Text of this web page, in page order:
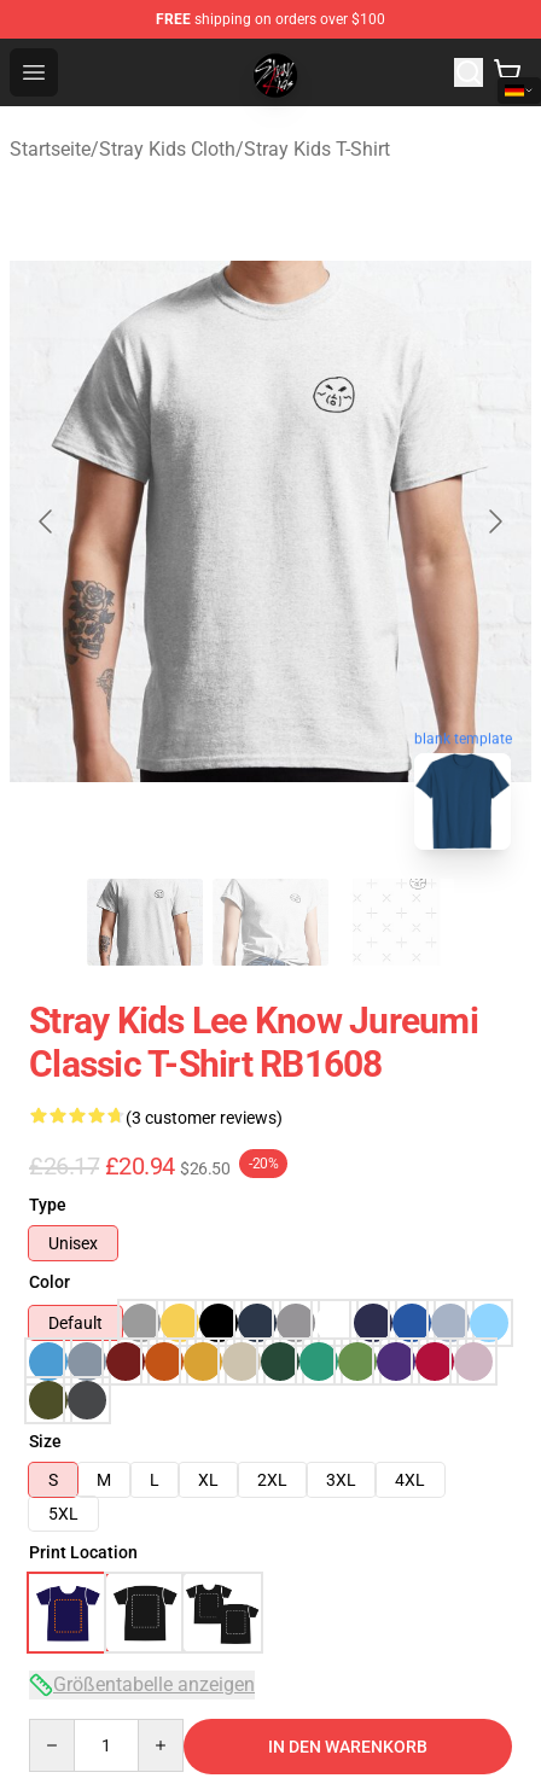
FREE shipping on orders over $100
Open menu
Stray Kids Shop - Official Stray Kids Merchandise Store
Startseite/Stray Kids Cloth/Stray Kids T-Shirt
blank template
Stray Kids Lee Know Jureumi
Classic T-Shirt RB1608
(3 customer reviews)
£26.17 £20.94 $26.50 -20%
Type
Unisex
Color
Default
Size
S
M L XL 2XL 3XL
4XL
5XL
Print Location
Größentabelle anzeigen
IN DEN WARENKORB